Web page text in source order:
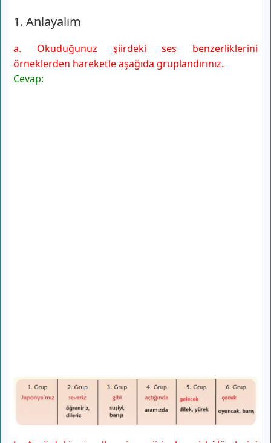
7. Anlatalım
Yayınları
Gelecek Derse Hazırlanalım
1. Anlayalım
a. Okuduğunuz şiirdeki ses benzerliklerini
örneklerden hareketle aşağıda gruplandırınız.
Cevap: